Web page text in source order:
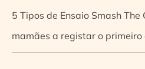
5 Tipos de Ensaio Smash
mamães a registar o